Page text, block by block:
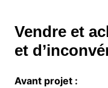
Vendre et
et
Avant projet :